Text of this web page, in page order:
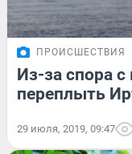
ПРОИСШЕСТВИЯ
Из-за спора
переплыть
29 июля, 2019, 09:47